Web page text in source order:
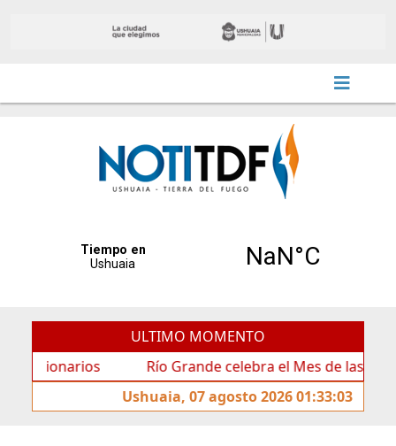
ULTIMO MOMENTO
Río Grande celebra el Mes de las Infancias
Ushuaia, 07 agosto 2026 01:33:03